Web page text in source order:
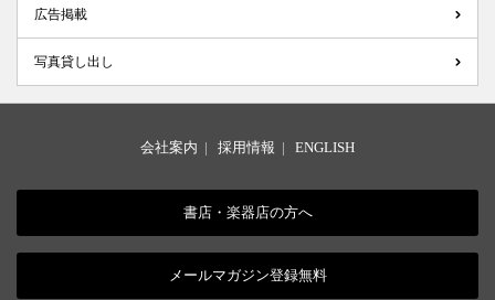
広告掲載
写真貸し出し
会社案内 | 採用情報 | ENGLISH
書店・楽器店の方へ
メールマガジン登録無料